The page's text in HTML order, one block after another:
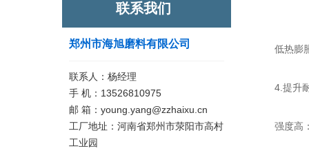
联系我们
郑州市海旭磨料有限公司
联系人：杨经理
手 机：13526810975
邮 箱：young.yang@zzhaixu.cn
工厂地址：河南省郑州市荥阳市高村
工业园
低热膨胀
4.提升
强度高：